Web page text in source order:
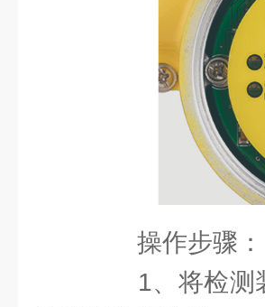
操作步骤：
1、将检测装